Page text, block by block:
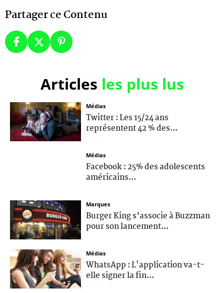
Partager ce Contenu
Articles les plus lus
Médias
Twitter : Les 15/24 ans
représentent 42 % des...
Médias
Facebook : 25% des adolescents
américains...
Marques
Burger King s’associe à Buzzman
pour son lancement...
Médias
WhatsApp : L'application va-t-
elle signer la fin...